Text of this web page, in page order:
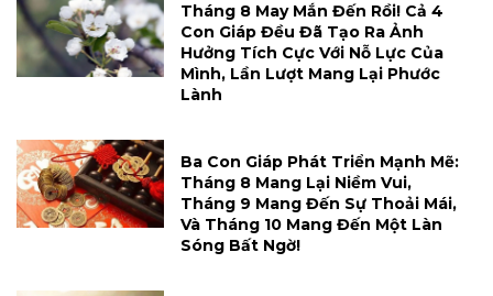
Tháng 8 May Mắn Đến Rồi! Cả 4
Con Giáp Đều Đã Tạo Ra Ảnh
Hưởng Tích Cực Với Nỗ Lực Của
Mình, Lần Lượt Mang Lại Phước
Lành
Ba Con Giáp Phát Triển Mạnh Mẽ:
Tháng 8 Mang Lại Niềm Vui,
Tháng 9 Mang Đến Sự Thoải Mái,
Và Tháng 10 Mang Đến Một Làn
Sóng Bất Ngờ!